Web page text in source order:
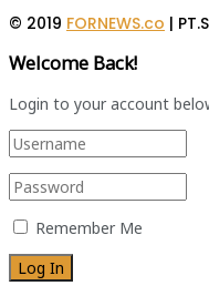
© 2019 FORNEWS.co |
Welcome Back!
Login to your account
Remember Me